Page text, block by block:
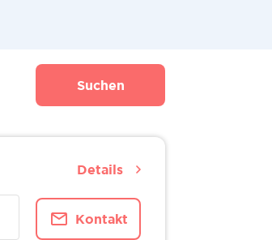
Suchen
Kontakt
Details